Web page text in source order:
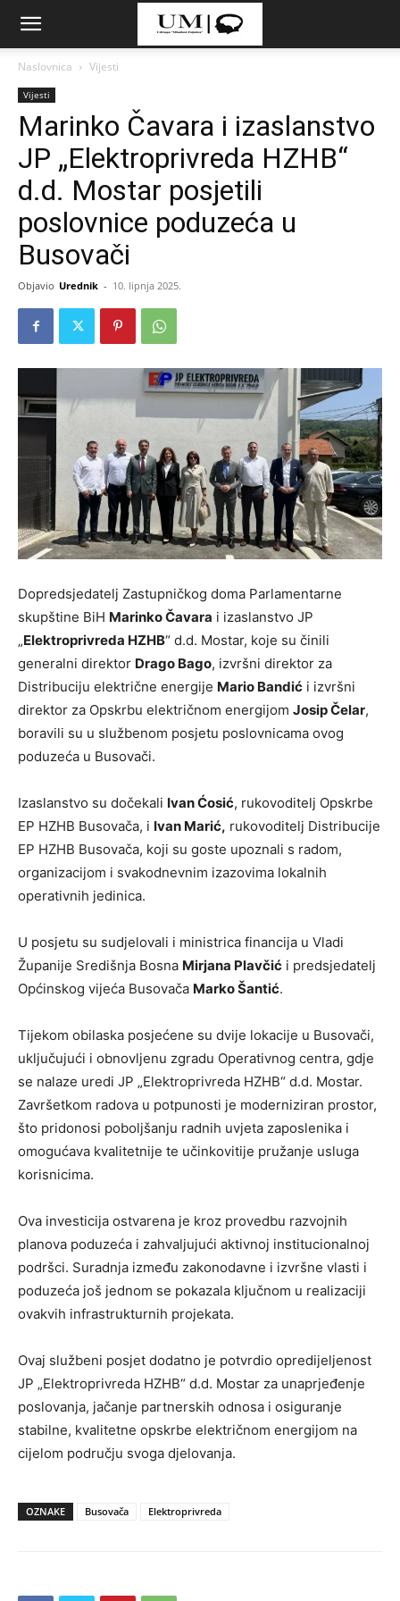
Naslovnica Vijesti
Vijesti
Marinko Čavara i izaslanstvo
JP „Elektroprivreda HZHB“
d.d. Mostar posjetili
poslovnice poduzeća u
Busovači
Objavio Urednik - 10. lipnja 2025.
Dopredsjedatelj Zastupničkog doma Parlamentarne
skupštine BiH Marinko Čavara i izaslanstvo JP
„Elektroprivreda HZHB“ d.d. Mostar, koje su činili
generalni direktor Drago Bago, izvršni direktor za
Distribuciju električne energije Mario Bandić i izvršni
direktor za Opskrbu električnom energijom Josip Čelar,
boravili su u službenom posjetu poslovnicama ovog
poduzeća u Busovači.
Izaslanstvo su dočekali Ivan Ćosić, rukovoditelj Opskrbe
EP HZHB Busovača, i Ivan Marić, rukovoditelj Distribucije
EP HZHB Busovača, koji su goste upoznali s radom,
organizacijom i svakodnevnim izazovima lokalnih
operativnih jedinica.
U posjetu su sudjelovali i ministrica financija u Vladi
Županije Središnja Bosna Mirjana Plavčić i predsjedatelj
Općinskog vijeća Busovača Marko Šantić.
Tijekom obilaska posjećene su dvije lokacije u Busovači,
uključujući i obnovljenu zgradu Operativnog centra, gdje
se nalaze uredi JP „Elektroprivreda HZHB“ d.d. Mostar.
Završetkom radova u potpunosti je moderniziran prostor,
što pridonosi poboljšanju radnih uvjeta zaposlenika i
omogućava kvalitetnije te učinkovitije pružanje usluga
korisnicima.
Ova investicija ostvarena je kroz provedbu razvojnih
planova poduzeća i zahvaljujući aktivnoj institucionalnoj
podršci. Suradnja između zakonodavne i izvršne vlasti i
poduzeća još jednom se pokazala ključnom u realizaciji
ovakvih infrastrukturnih projekata.
Ovaj službeni posjet dodatno je potvrdio opredijeljenost
JP „Elektroprivreda HZHB“ d.d. Mostar za unaprjeđenje
poslovanja, jačanje partnerskih odnosa i osiguranje
stabilne, kvalitetne opskrbe električnom energijom na
cijelom području svoga djelovanja.
OZNAKE Busovača Elektroprivreda